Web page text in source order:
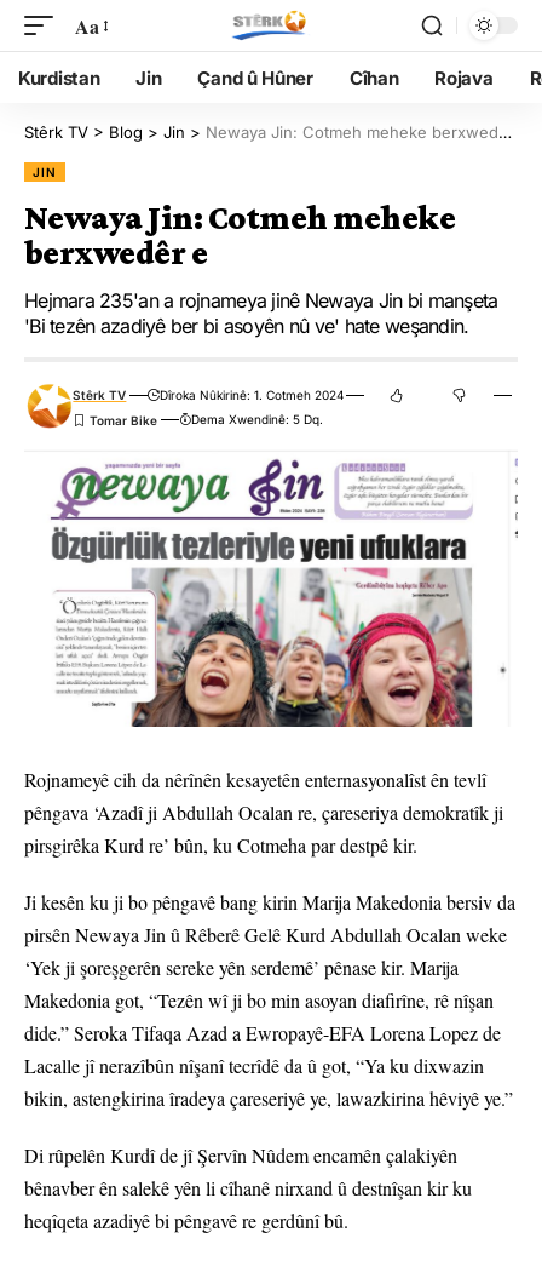
Aa
Kurdistan Jin Çand û Hûner Cîhan Rojava
Stêrk TV > Blog > Jin > Newaya Jin: Cotmeh meheke berxwedêr e
JIN
Newaya Jin: Cotmeh meheke
berxwedêr e
Hejmara 235'an a rojnameya jinê Newaya Jin bi manşeta
'Bi tezên azadiyê ber bi asoyên nû ve' hate weşandin.
Stêrk TV
Dîroka Nûkirinê: 1. Cotmeh 2024
Dema Xwendinê: 5 Dq.
Rojnameyê cih da nêrînên kesayetên enternasyonalîst ên tevlî
pêngava ‘Azadî ji Abdullah Ocalan re, çareseriya demokratîk ji
pirsgirêka Kurd re’ bûn, ku Cotmeha par destpê kir.
Ji kesên ku ji bo pêngavê bang kirin Marija Makedonia bersiv da
pirsên Newaya Jin û Rêberê Gelê Kurd Abdullah Ocalan weke
‘Yek ji şoreşgerên sereke yên serdemê’ pênase kir. Marija
Makedonia got, “Tezên wî ji bo min asoyan diafirîne, rê nîşan
dide.” Seroka Tifaqa Azad a Ewropayê-EFA Lorena Lopez de
Lacalle jî nerazîbûn nîşanî tecrîdê da û got, “Ya ku dixwazin
bikin, astengkirina îradeya çareseriyê ye, lawazkirina hêviyê ye.”
Di rûpelên Kurdî de jî Şervîn Nûdem encamên çalakiyên
bênavber ên salekê yên li cîhanê nirxand û destnîşan kir ku
heqîqeta azadiyê bi pêngavê re gerdûnî bû.